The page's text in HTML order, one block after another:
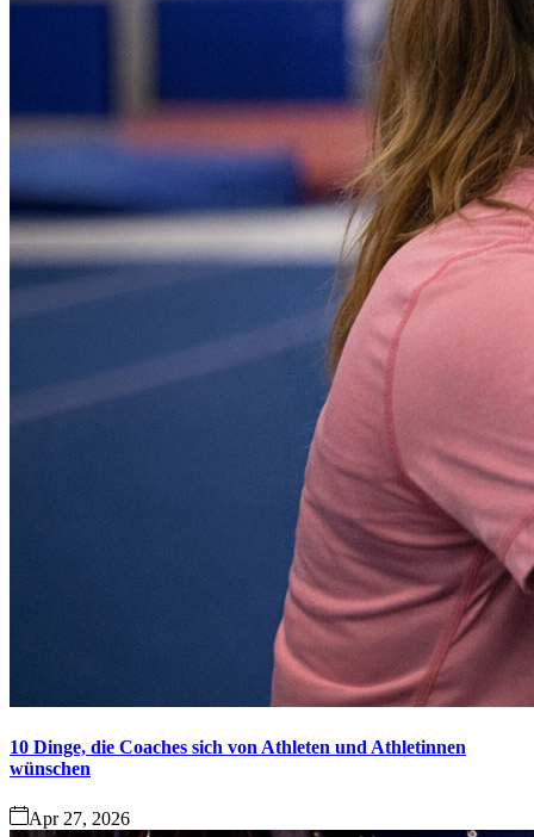
10 Dinge, die Coaches sich von Athleten und Athletinnen
wünschen
Apr 27, 2026